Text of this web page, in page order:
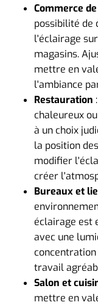
Commerce
possibilité de
l'éclairage
magasins.
mettre en
l'ambiance
Restauration
chaleureux
à un choix
la position
modifier
créer
Bureaux et
éclairage est
avec une
travail
Salon et
mettre en